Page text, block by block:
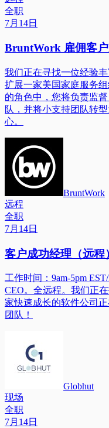
全职
7月14日
BruntWork 雇佣客
我们正在寻找一位经验
扩展一家美国家庭服务
的角色中，您将负责监
队，并将小支持团队转
心。
BruntWork
远程
全职
7月14日
客户成功经理（远程
工作时间：9am-5pm
CEO。全远程。我们正
家快速成长的软件公司
团队！
Globhut
现场
全职
7月14日